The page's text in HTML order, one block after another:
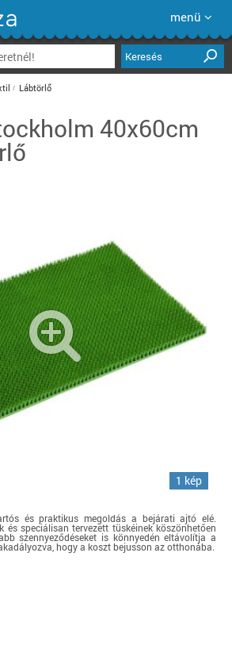
menü
Keresés
Lábtörlő
40x60cm
1 kép
és praktikus megoldás a bejárati ajtó elé.
és speciálisan tervezett tüskéinek köszönhetően
szennyeződéseket is könnyedén eltávolítja a
hogy a koszt bejusson az otthonába.